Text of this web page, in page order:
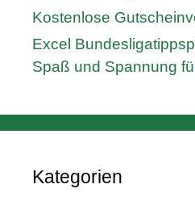
Kostenlose
Excel
Spaß und Spannung
Kategorien